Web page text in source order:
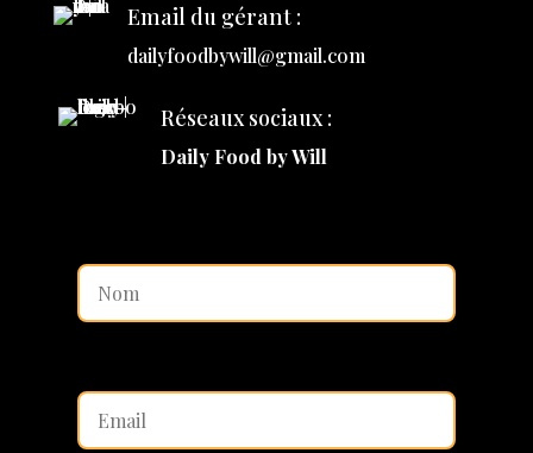
Email du gérant :
dailyfoodbywill@gmail.com
Réseaux sociaux :
Daily Food by Will